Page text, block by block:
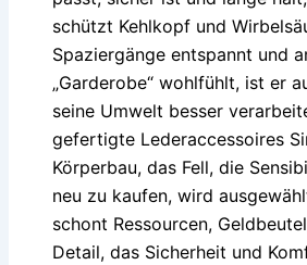
schützt Kehlkopf und
Spaziergänge entspannt und
„Garderobe“ wohlfühlt, ist er
seine Umwelt besser
gefertigte Lederaccessoires
Körperbau, das Fell, die
neu zu kaufen, wird
schont Ressourcen,
Detail, das Sicherheit und